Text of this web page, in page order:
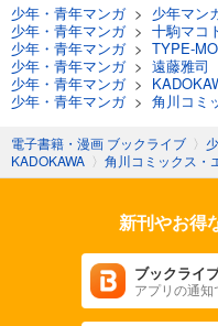
少年・青年マンガ> 少年マン
少年・青年マンガ> 十駒マコ
少年・青年マンガ> TYPE-
少年・青年マンガ> 遠藤雅司
少年・青年マンガ>
少年・青年マンガ> 角川コミ
電子書籍・漫画 ブックライブ 〉
KADOKAWA 〉 角川コミックス・
新刊やお得
ブックライ
アプリの通知